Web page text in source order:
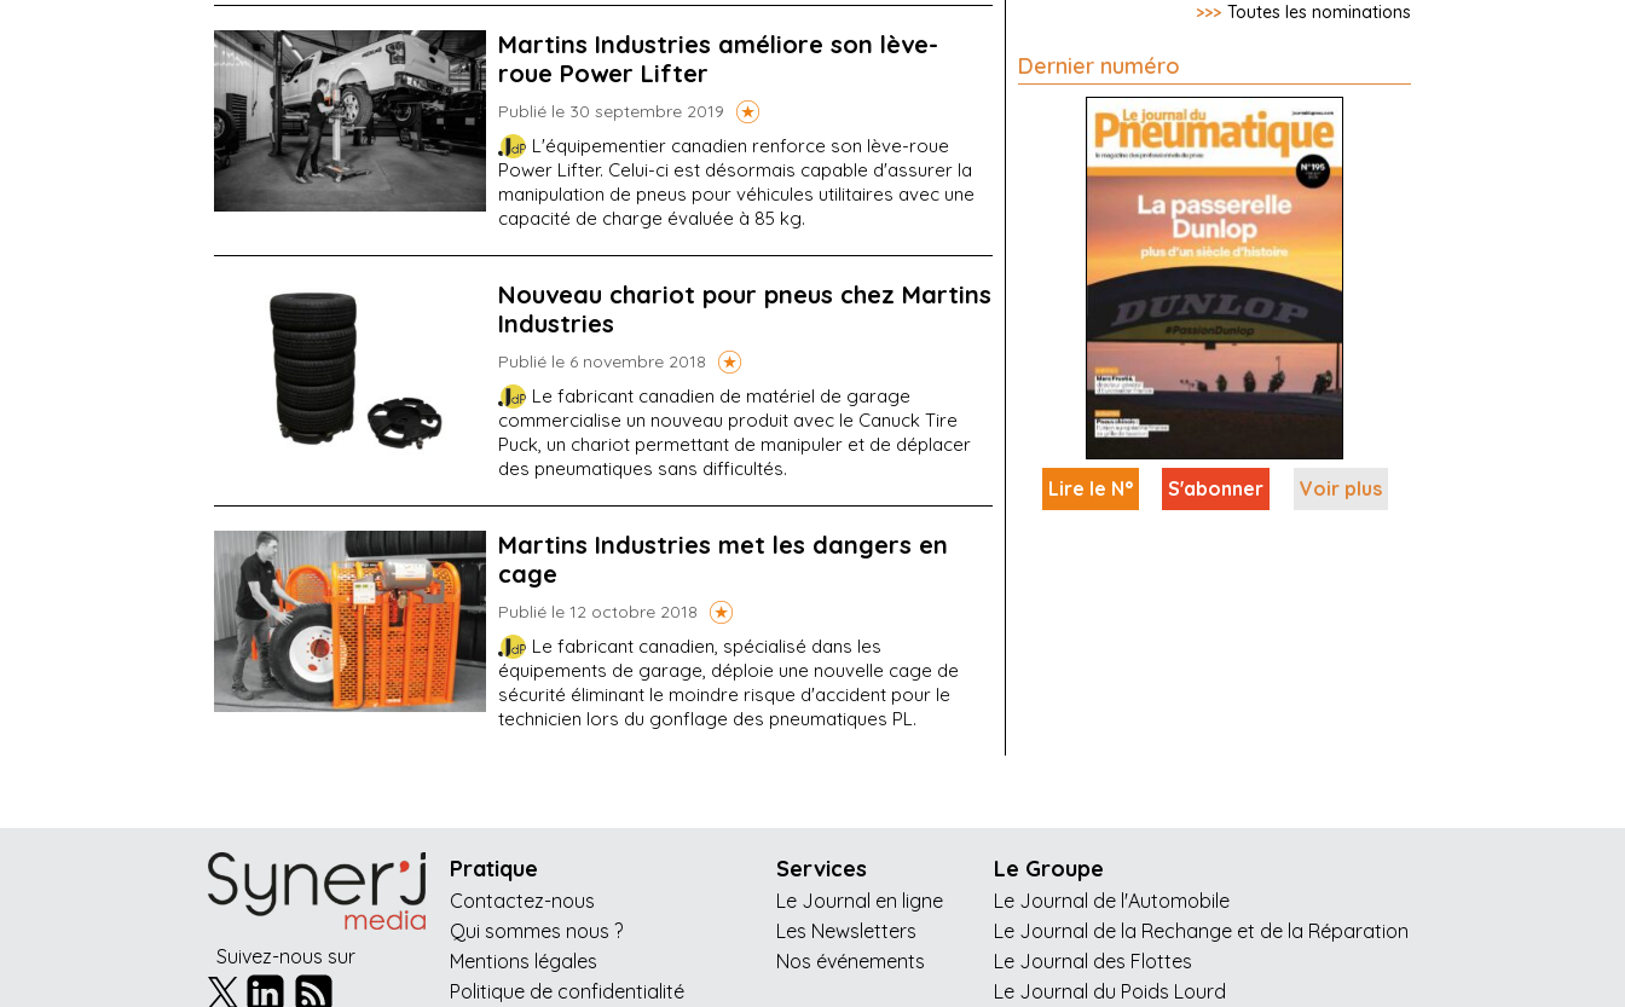
Martins Industries améliore son lève-
roue Power Lifter
Publié le 30 septembre 2019
L'équipementier canadien renforce son lève-roue
Power Lifter. Celui-ci est désormais capable d'assurer la
manipulation de pneus pour véhicules utilitaires avec une
capacité de charge évaluée à 85 kg.
Nouveau chariot pour pneus chez Martins
Industries
Publié le 6 novembre 2018
Le fabricant canadien de matériel de garage
commercialise un nouveau produit avec le Canuck Tire
Puck, un chariot permettant de manipuler et de déplacer
des pneumatiques sans difficultés.
Martins Industries met les dangers en
cage
Publié le 12 octobre 2018
Le fabricant canadien, spécialisé dans les
équipements de garage, déploie une nouvelle cage de
sécurité éliminant le moindre risque d'accident pour le
technicien lors du gonflage des pneumatiques PL.
>>> Toutes les nominations
Dernier numéro
Lire le N° S'abonner Voir plus
Suivez-nous sur
Pratique
Contactez-nous
Qui sommes nous ?
Mentions légales
Politique de confidentialité
Services
Le Journal en ligne
Les Newsletters
Nos événements
Le Groupe
Le Journal de l'Automobile
Le Journal de la Rechange et de la Réparation
Le Journal des Flottes
Le Journal du Poids Lourd